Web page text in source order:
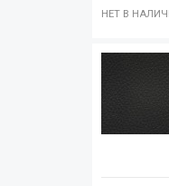
НЕТ В
см